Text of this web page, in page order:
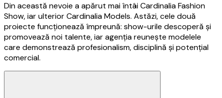
Din această nevoie a apărut mai întâi Cardinalia Fashion
Show, iar ulterior Cardinalia Models. Astăzi, cele două
proiecte funcționează împreună: show-urile descoperă și
promovează noi talente, iar agenția reunește modelele
care demonstrează profesionalism, disciplină și potențial
comercial.